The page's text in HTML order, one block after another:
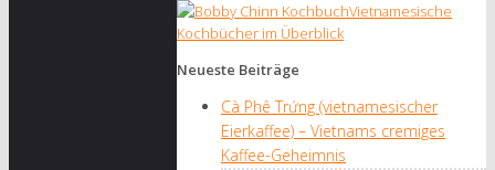
Vietnamesische
Kochbücher im Überblick
Neueste Beiträge
Cà Phê Trứng (vietnamesischer
Eierkaffee) – Vietnams cremiges
Kaffee-Geheimnis